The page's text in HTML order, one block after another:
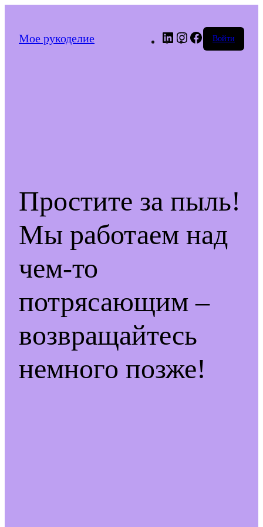
Мое рукоделие LinkedInInstagram
Facebook
Войти
Простите за пыль!
Мы работаем над
чем-то
потрясающим –
возвращайтесь
немного позже!